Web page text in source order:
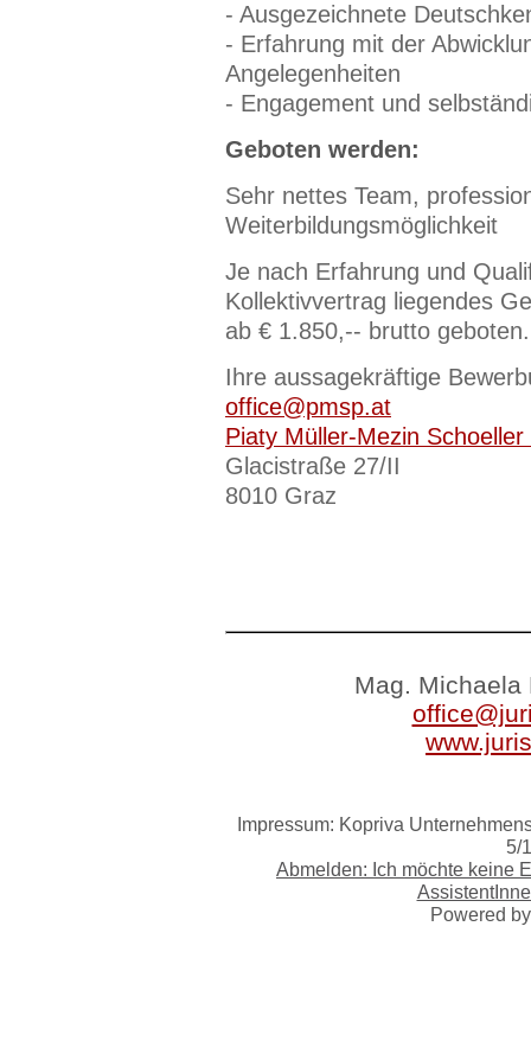
- Ausgezeichnete
- Erfahrung mit der
Angelegenheiten
- Engagement und
Geboten werden:
Sehr nettes Team,
Weiterbildungsmöglichkeit
Je nach Erfahrung und
Kollektivvertrag liegendes
ab € 1.850,-- brutto geboten.
Ihre aussagekräftige
office@pmsp.at
Piaty Müller-Mezin
Glacistraße 27/II
8010 Graz
Mag. Michaela
Impressum: Kopriva
5/
Abmelden: Ich möchte keine
Powered